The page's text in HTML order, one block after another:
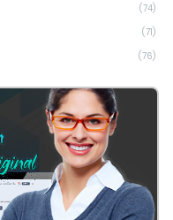
(74)
(71)
(76)